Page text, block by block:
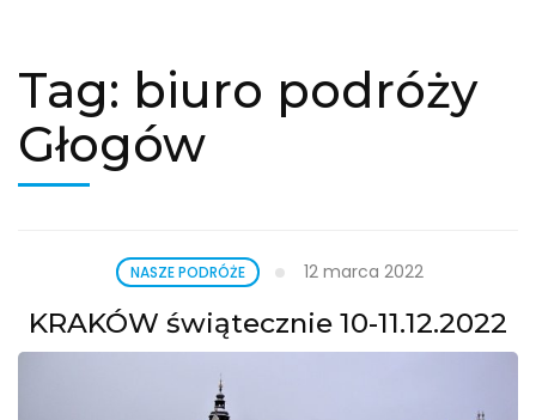
Tag: biuro podróży
Głogów
NASZE PODRÓŻE 12 marca 2022
KRAKÓW świątecznie 10-11.12.2022